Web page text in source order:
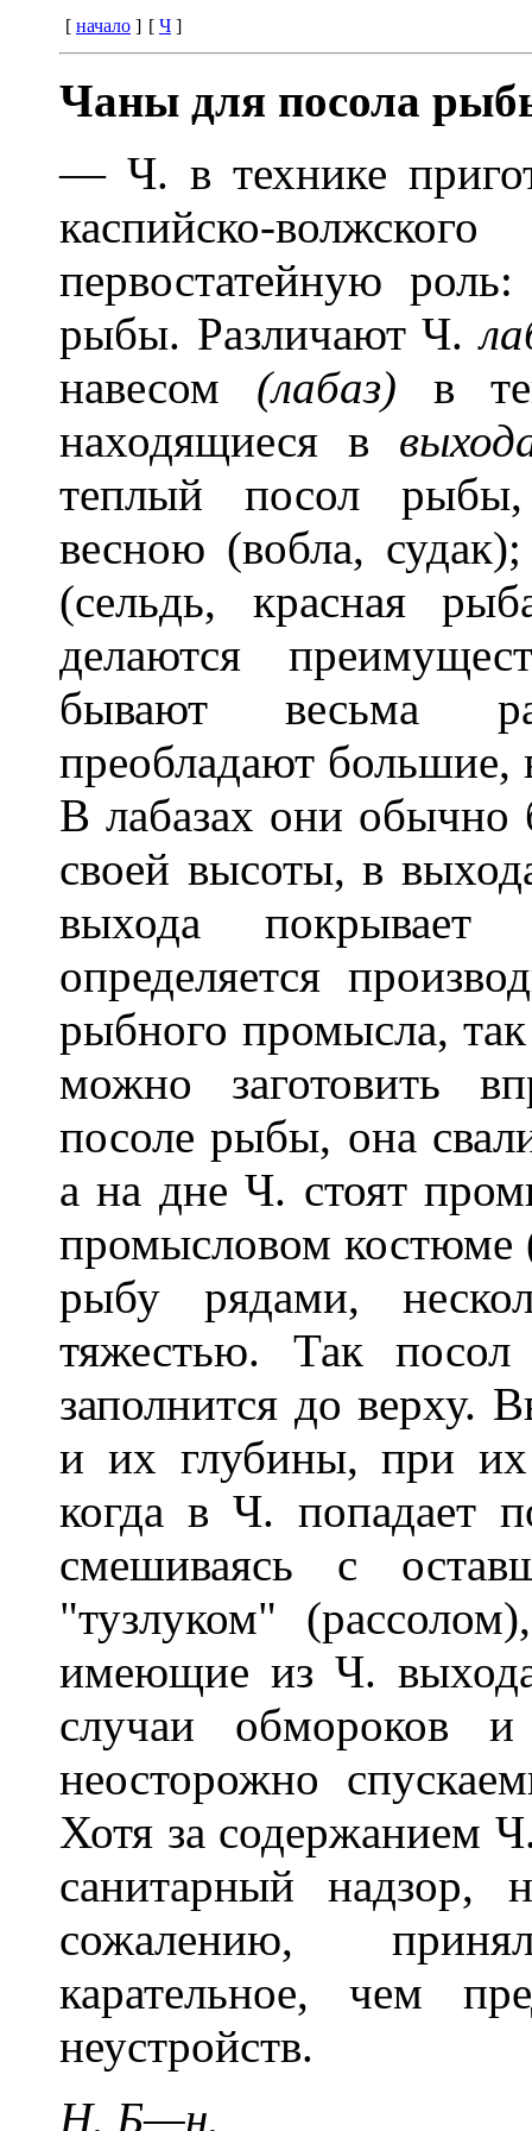
[ начало ] [ Ч ]
Чаны для посола
— Ч. в технике
каспийско-
первостатейную
рыбы. Различают Ч.
навесом (лабаз) в
находящиеся в
теплый посол рыбы,
весною (вобла,
(сельдь, красная
делаются
бывают весьма
преобладают
В лабазах они
своей высоты, в
выхода
определяется
рыбного промысла, так
можно заготовить
посоле рыбы, она
а на дне Ч. стоят
промысловом костюме
рыбу рядами,
тяжестью. Так
заполнится до верху.
и их глубины, при их
когда в Ч. попадает
смешиваясь с
"тузлуком"
имеющие из Ч.
случаи обмороков
неосторожно
Хотя за содержанием
санитарный
сожалению,
карательное, чем
неустройств.
Н. Б—н.